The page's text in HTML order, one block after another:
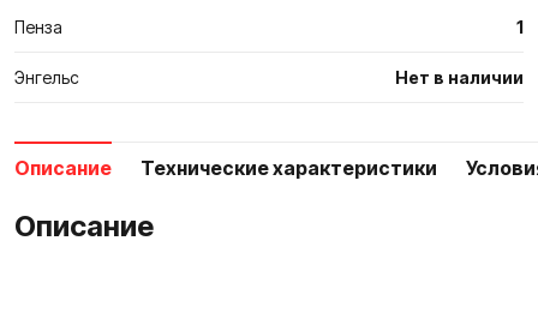
Пенза 1
Энгельс Нет в наличии
Описание Технические характеристики
Описание